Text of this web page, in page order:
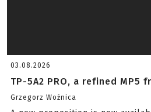
03.08.2026
TP-5A2 PRO, a refined MP5
Grzegorz Woźnica